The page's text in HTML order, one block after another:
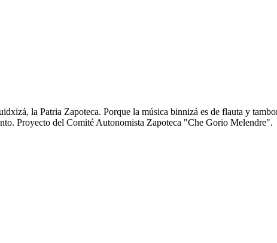
la Patria Zapoteca. Porque la música binnizá es de flauta y
Proyecto del Comité Autonomista Zapoteca "Che Gorio Melendre".